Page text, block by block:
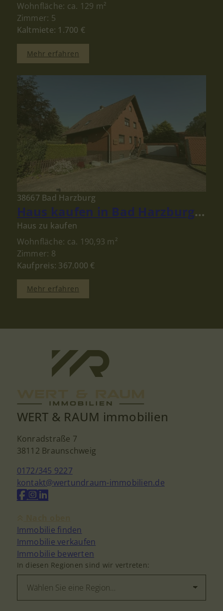
Wohnfläche: ca. 129 m²
Zimmer: 5
Kaltmiete: 1.700 €
Mehr erfahren
38667 Bad Harzburg
Haus kaufen in Bad Harzburg: Gepflegtes Ein- bis Zweifamilienhaus mit großem Grundstück!
Haus zu kaufen
Wohnfläche: ca. 190,93 m²
Zimmer: 8
Kaufpreis: 367.000 €
Mehr erfahren
WERT & RAUM immobilien
Konradstraße 7
38112 Braunschweig
0172/345 9227
kontakt@wertundraum-immobilien.de
In diesen Regionen sind wir vertreten:
Immobilie finden
Immobilie verkaufen
Immobilie bewerten